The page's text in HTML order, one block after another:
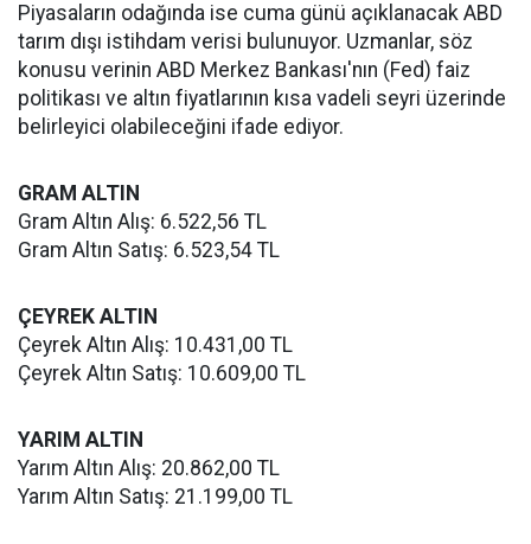
Piyasaların odağında ise cuma günü açıklanacak ABD
tarım dışı istihdam verisi bulunuyor. Uzmanlar, söz
konusu verinin ABD Merkez Bankası'nın (Fed) faiz
politikası ve altın fiyatlarının kısa vadeli seyri üzerinde
belirleyici olabileceğini ifade ediyor.
GRAM ALTIN
Gram Altın Alış: 6.522,56 TL
Gram Altın Satış: 6.523,54 TL
ÇEYREK ALTIN
Çeyrek Altın Alış: 10.431,00 TL
Çeyrek Altın Satış: 10.609,00 TL
YARIM ALTIN
Yarım Altın Alış: 20.862,00 TL
Yarım Altın Satış: 21.199,00 TL